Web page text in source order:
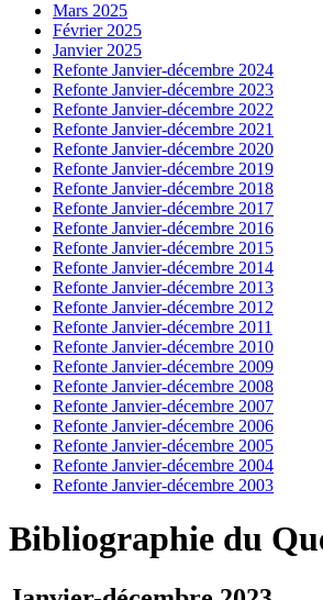
Mars 2025
Février 2025
Janvier 2025
Refonte Janvier-décembre 2024
Refonte Janvier-décembre 2023
Refonte Janvier-décembre 2022
Refonte Janvier-décembre 2021
Refonte Janvier-décembre 2020
Refonte Janvier-décembre 2019
Refonte Janvier-décembre 2018
Refonte Janvier-décembre 2017
Refonte Janvier-décembre 2016
Refonte Janvier-décembre 2015
Refonte Janvier-décembre 2014
Refonte Janvier-décembre 2013
Refonte Janvier-décembre 2012
Refonte Janvier-décembre 2011
Refonte Janvier-décembre 2010
Refonte Janvier-décembre 2009
Refonte Janvier-décembre 2008
Refonte Janvier-décembre 2007
Refonte Janvier-décembre 2006
Refonte Janvier-décembre 2005
Refonte Janvier-décembre 2004
Refonte Janvier-décembre 2003
Bibliographie du